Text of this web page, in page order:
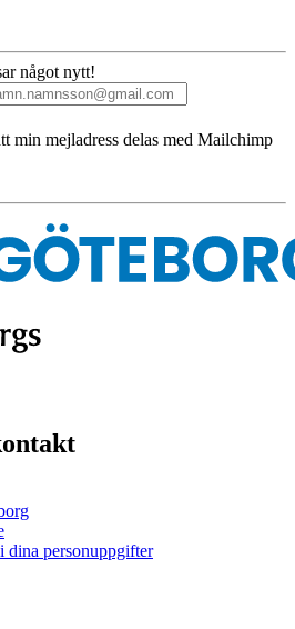
något nytt!
min mejladress delas med Mailchimp
dina personuppgifter